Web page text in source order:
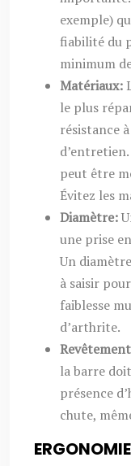
exemple)
fiabilité du
minimum
Matériaux:
le plus
résistance
peut être
Évitez les
Diamètre:
une prise
Un
à saisir
faiblesse
d’arthrite.
la barre
présence
chute,